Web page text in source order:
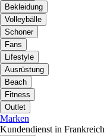
Bekleidung
Volleybälle
Schoner
Fans
Lifestyle
Ausrüstung
Beach
Fitness
Outlet
Marken
Kundendienst in Frankreich